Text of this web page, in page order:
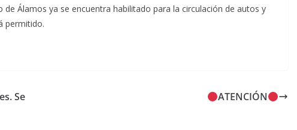
Álamos ya se encuentra habilitado para la circulación de autos y
permitido.
Se
ATENCIÓN